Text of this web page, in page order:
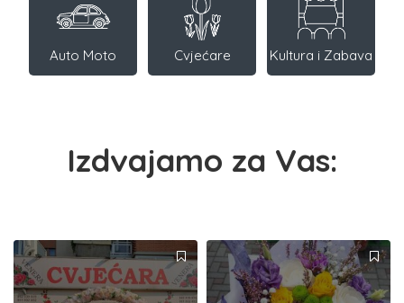
Auto Moto Cvjećare Kultura i Zabava
Izdvajamo za Vas: